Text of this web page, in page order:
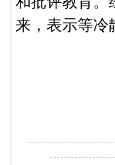
来，表示等冷